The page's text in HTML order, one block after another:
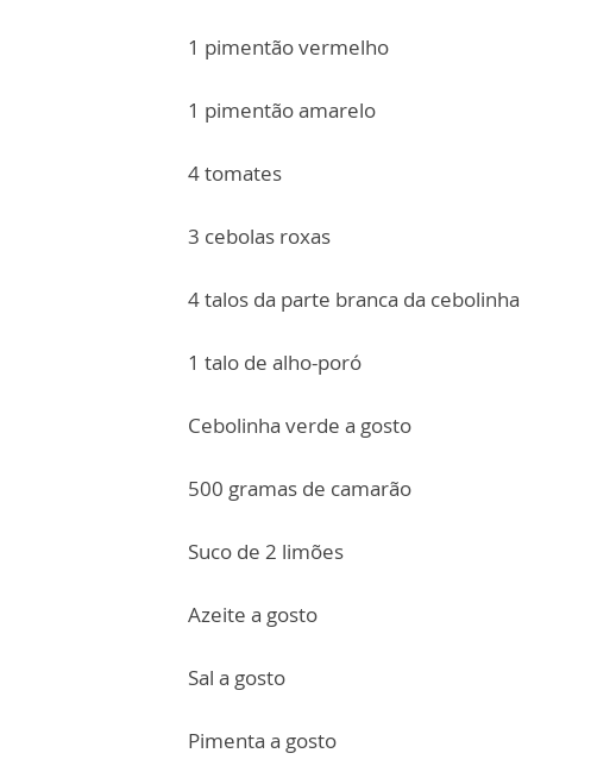
1 pimentão vermelho
1 pimentão amarelo
4 tomates
3 cebolas roxas
4 talos da parte branca da cebolinha
1 talo de alho-poró
Cebolinha verde a gosto
500 gramas de camarão
Suco de 2 limões
Azeite a gosto
Sal a gosto
Pimenta a gosto